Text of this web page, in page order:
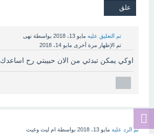
تم التعليق عليه مايو 13، 2018 بواسطة نهى
تم الإظهار مرة أخرى مايو 14، 2018
اوكي يمكن تبدئي من الان حبيبتي رح اساعدك
تم الرد عليه مايو 13، 2018 بواسطة ام ليث وغيث